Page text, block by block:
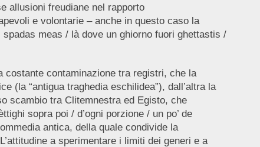
allusioni freudiane nel rapporto
e volontarie – anche in questo caso la
meas / là dove un ghiorno fuori ghettastis /
costante contaminazione tra registri, che la
(la “antigua traghedia eschilidea”), dall’altra la
scambio tra Clitemnestra ed Egisto, che
sopra poi / d’ogni porzione / un po’ de
antica, della quale condivide la
a sperimentare i limiti dei generi e a